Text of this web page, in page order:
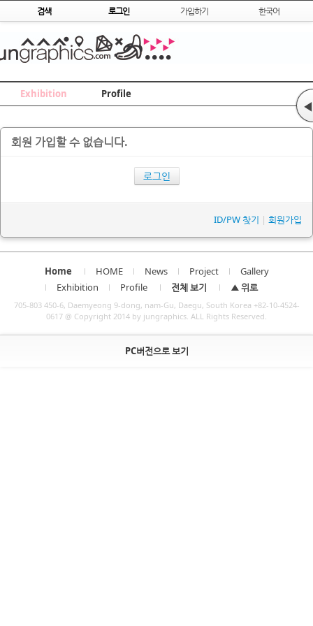
Skip to content
검색 로그인 가입하기 한국어
Exhibition Profile
◀
회원 가입할 수 없습니다.
로그인
ID/PW 찾기 | 회원가입
Home HOME News Project
Gallery
Exhibition
Profile 전체 보기 ▲ 위로
705-803 450-6, Daemyeong 9-dong, nam-Gu, Daegu, South Korea +82-10-4524-
0617 @ Copyright 2014 by jungraphics. ALL Rights Reserved.
PC버전으로 보기